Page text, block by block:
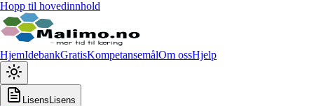
Hopp til hovedinnhold
HjemIdebankGratisKompetansemålOm ossHjelp
Lisens Lisens